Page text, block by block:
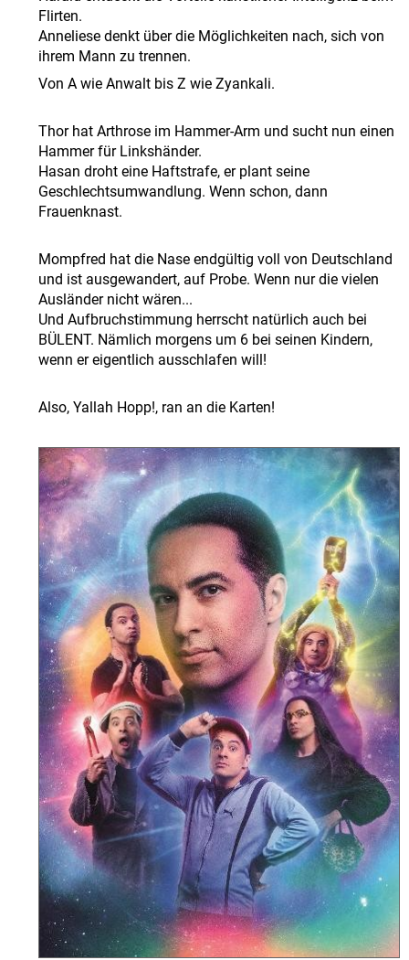
Flirten.
Anneliese denkt über die Möglichkeiten nach, sich von
ihrem Mann zu trennen.
Von A wie Anwalt bis Z wie Zyankali.
Thor hat Arthrose im Hammer-Arm und sucht nun einen
Hammer für Linkshänder.
Hasan droht eine Haftstrafe, er plant seine
Geschlechtsumwandlung. Wenn schon, dann
Frauenknast.
Mompfred hat die Nase endgültig voll von Deutschland
und ist ausgewandert, auf Probe. Wenn nur die vielen
Ausländer nicht wären...
Und Aufbruchstimmung herrscht natürlich auch bei
BÜLENT. Nämlich morgens um 6 bei seinen Kindern,
wenn er eigentlich ausschlafen will!
Also, Yallah Hopp!, ran an die Karten!